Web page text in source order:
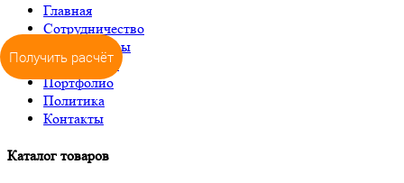
Главная
Сотрудничество
Калькуляторы
О компании
Портфолио
Политика
Контакты
Каталог товаров
Получить расчёт